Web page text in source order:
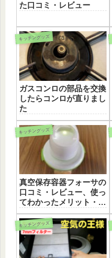
た口コミ・レビュー
キッチングッズ
ガスコンロの部品を交換
したらコンロが直りまし
た
キッチングッズ
真空保存容器フォーサの
口コミ・レビュー、使っ
てわかったメリット・デ
メリットも紹介します。
キッチングッズ